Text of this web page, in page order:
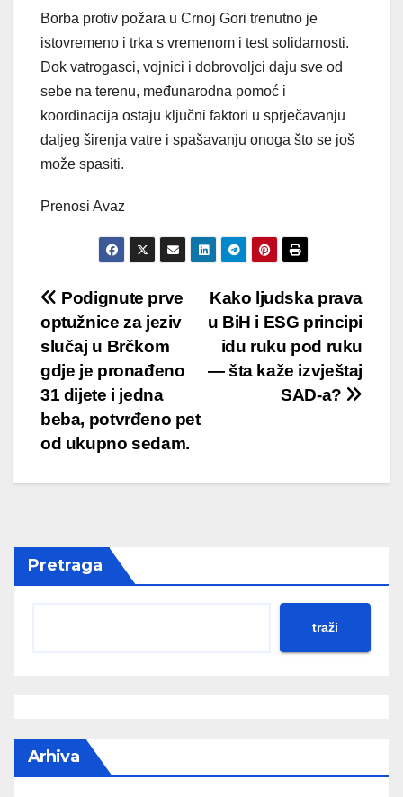
Borba protiv požara u Crnoj Gori trenutno je
istovremeno i trka s vremenom i test solidarnosti.
Dok vatrogasci, vojnici i dobrovoljci daju sve od
sebe na terenu, međunarodna pomoć i
koordinacija ostaju ključni faktori u sprječavanju
daljeg širenja vatre i spašavanju onoga što se još
može spasiti.
Prenosi Avaz
Post
navigation
Kako ljudska prava
u BiH i ESG principi
idu ruku pod ruku
— šta kaže izvještaj
SAD-a?
Podignute prve
optužnice za jeziv
slučaj u Brčkom
gdje je pronađeno
31 dijete i jedna
beba, potvrđeno pet
od ukupno sedam.
Pretraga
traži
Arhiva